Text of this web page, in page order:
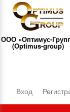
ООО «Оптимус-
(Optimus-group)
Вход